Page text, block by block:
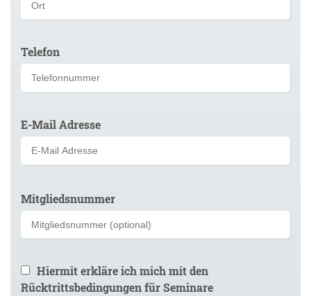
Telefon
E-Mail Adresse
lasse
dieses
Feld
Mitgliedsnummer
Hiermit erkläre ich mich mit den
Rücktrittsbedingungen für Seminare